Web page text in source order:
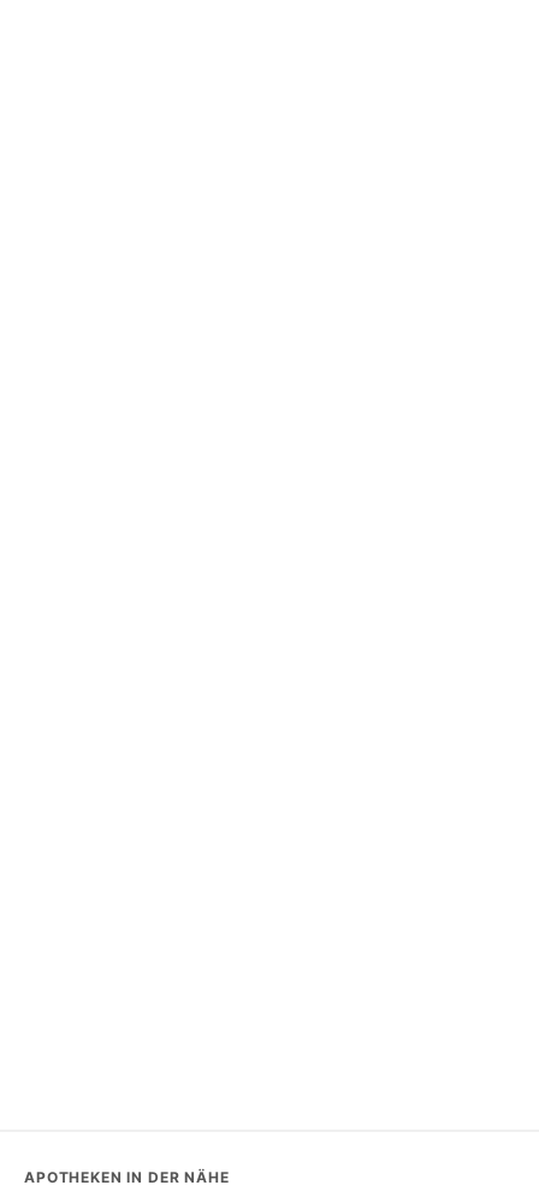
APOTHEKEN IN DER NÄHE